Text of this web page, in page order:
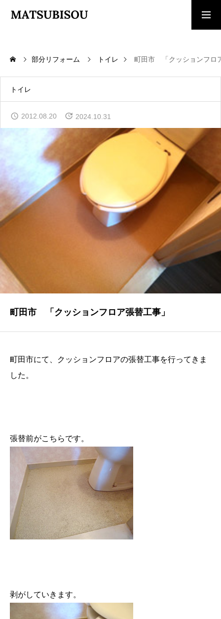
トップページ
WORKS
COMPANY
会社概要
CONTACT
お問い合わせ
Q&A
よくあるご質問
ENTRY
PRIVACY POLICY
個人情報保護方針
部分リフォーム トイレ 町田市 「クッションフロ
トイレ
2012.08.20 2024.10.31
町田市 「クッションフロア張替工事」
町田市にて、クッションフロアの張替工事を行ってきま
した。
張替前がこちらです。
剥がしていきます。